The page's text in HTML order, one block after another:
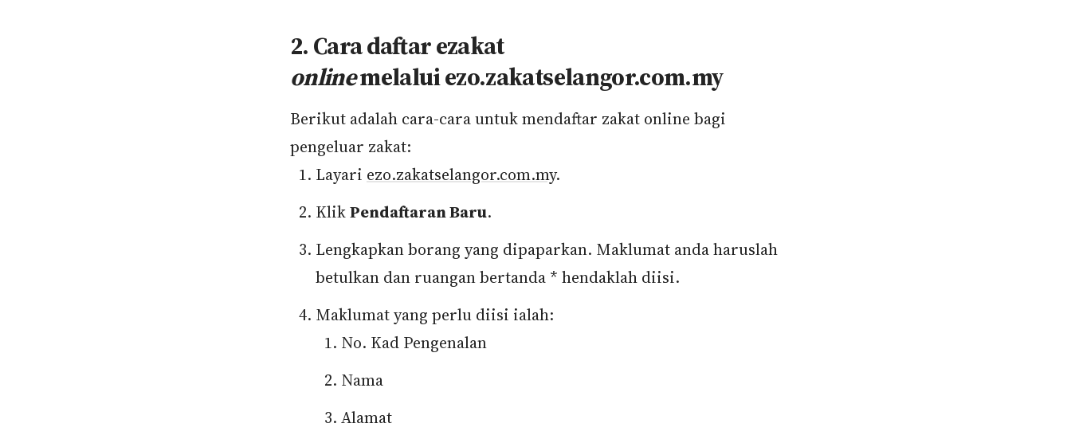
2. Cara daftar ezakat
onlinemelalui ezo.zakatselangor.com.my
Berikut adalah cara-cara untuk mendaftar zakat online bagi
pengeluar zakat:
Layari ezo.zakatselangor.com.my.
KlikPendaftaran Baru.
Lengkapkan borang yang dipaparkan. Maklumat anda haruslah
betulkan dan ruangan bertanda * hendaklah diisi.
Maklumat yang perlu diisi ialah:
No. Kad Pengenalan
Nama
Alamat